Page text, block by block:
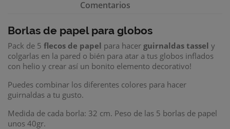
Comentarios
Borlas de papel para globos
Pack de 5 flecos de papel para hacer guirnaldas tassel y
colgarlas en la pared o bién para atar a tus globos inflados
con helio y crear así un bonito elemento decorativo!
Puedes combinar los diferentes colores para hacer
guirnaldas a tu gusto.
Medida de cada borla: 32 cm. Peso de las 5 borlas de papel
unos 40gr.